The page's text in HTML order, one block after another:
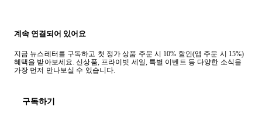
계속 연결되어 있어요
지금 뉴스레터를 구독하고 첫 정가 상품 주문 시 10% 할인(앱 주문 시 15%)
혜택을 받아보세요. 신상품, 프라이빗 세일, 특별 이벤트 등 다양한 소식을
가장 먼저 만나보실 수 있습니다.
구독하기